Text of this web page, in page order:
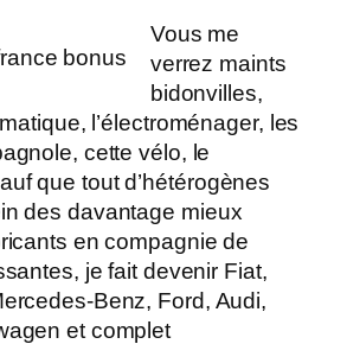
Vous me
verrez maints
bidonvilles,
l’électroménager, les
cette vélo, le
que tout d’hétérogènes
des davantage mieux
en compagnie de
je fait devenir Fiat,
Benz, Ford, Audi,
et complet